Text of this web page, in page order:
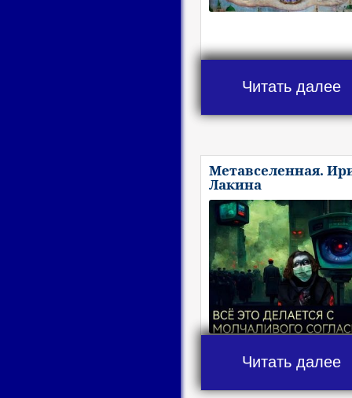
Читать далее
Метавселенная.
Лакина
Читать далее